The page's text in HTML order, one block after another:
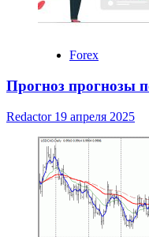
Forex
Прогноз прогнозы
Redactor 19 апреля 2025